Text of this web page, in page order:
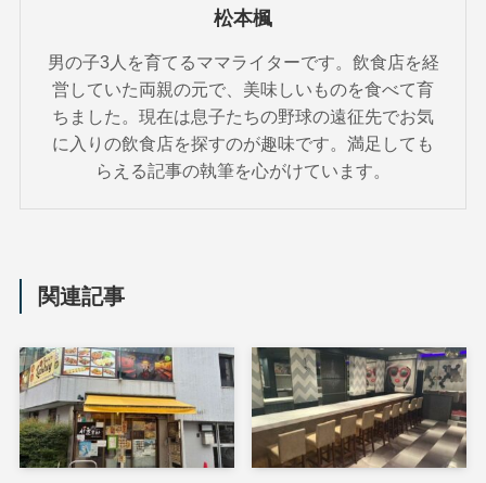
松本楓
男の子3人を育てるママライターです。飲食店を経
営していた両親の元で、美味しいものを食べて育
ちました。現在は息子たちの野球の遠征先でお気
に入りの飲食店を探すのが趣味です。満足しても
らえる記事の執筆を心がけています。
関連記事